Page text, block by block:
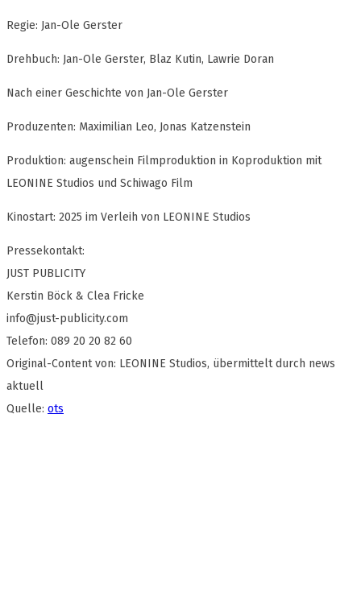
Regie: Jan-Ole Gerster
Drehbuch: Jan-Ole Gerster, Blaz Kutin, Lawrie Doran
Nach einer Geschichte von Jan-Ole Gerster
Produzenten: Maximilian Leo, Jonas Katzenstein
Produktion: augenschein Filmproduktion in Koproduktion mit
LEONINE Studios und Schiwago Film
Kinostart: 2025 im Verleih von LEONINE Studios
Pressekontakt:
JUST PUBLICITY
Kerstin Böck & Clea Fricke
info@just-publicity.com
Telefon: 089 20 20 82 60
Original-Content von: LEONINE Studios, übermittelt durch news
aktuell
Quelle: ots